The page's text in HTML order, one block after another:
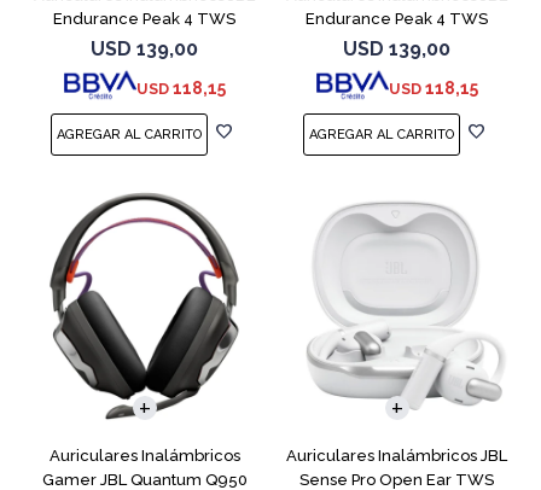
Endurance Peak 4 TWS
Negro
USD 139,00
USD 118,15
Endurance Peak 4 TWS
Blanco
USD 139,00
USD 118,15
Auriculares Inalámbricos
Gamer JBL Quantum Q950
Auriculares Inalámbricos JBL
Sense Pro Open Ear TWS